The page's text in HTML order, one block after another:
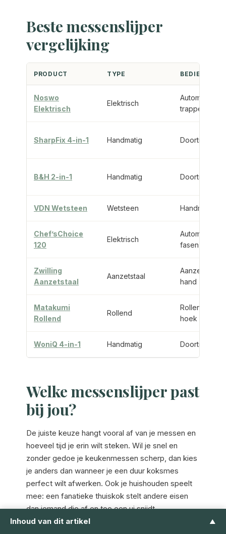
Beste messenslijper
vergelijking
PRODUCT TYPE BEDIENING
Noswo
Elektrisch
Elektrisch
Automatisch,
trappen
SharpFix 4-in-1 Handmatig Doortrek, 4-
B&H 2-in-1 Handmatig Doortrekken
VDN Wetsteen Wetsteen Handmatig
Chef’sChoice
120
Elektrisch
Automatisch,
fasen
Zwilling
Aanzetstaal
Aanzetstaal
Aanzetten
hand
Matakumi
Rollend
Rollend
Rollen op
hoek
WoniQ 4-in-1 Handmatig Doortrekken
Welke messenslijper past
bij jou?
De juiste keuze hangt vooral af van je messen en
hoeveel tijd je erin wilt steken. Wil je snel en
zonder gedoe je keukenmessen scherp, dan kies
je anders dan wanneer je een duur koksmes
perfect wilt afwerken. Ook je huishouden speelt
mee: een fanatieke thuiskok stelt andere eisen
dan iemand die af en toe een ui snijdt.
Inhoud van dit artikel ▲